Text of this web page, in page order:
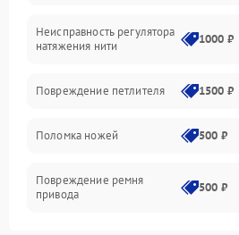
Ножи и обрезка
Шпульки, нити и заправка
Неисправность регулятора
натяжения нити
1000 ₽
Повреждение петлителя 1500 ₽
Поломка ножей 500 ₽
Повреждение ремня
привода
500 ₽